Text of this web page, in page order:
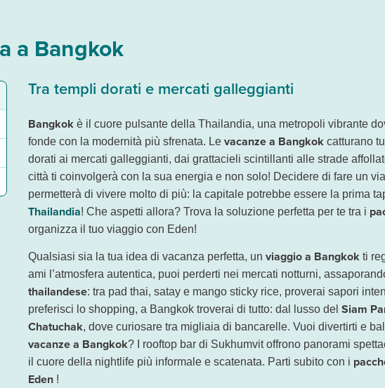
a Bangkok
Tra templi dorati e mercati galleggianti
Bangkok è il cuore pulsante della Thailandia, una metropoli vibrante
fonde con la modernità più sfrenata. Le vacanze a Bangkok catturano
dorati ai mercati galleggianti, dai grattacieli scintillanti alle strade
città ti coinvolgerà con la sua energia e non solo! Decidere di fare un
permetterà di vivere molto di più: la capitale potrebbe essere la prima
Thailandia! Che aspetti allora? Trova la soluzione perfetta per te tra i
organizza il tuo viaggio con Eden!
Qualsiasi sia la tua idea di vacanza perfetta, un viaggio a Bangkok ti
ami l’atmosfera autentica, puoi perderti nei mercati notturni,
thailandese: tra pad thai, satay e mango sticky rice, proverai sapori
preferisci lo shopping, a Bangkok troverai di tutto: dal lusso del Siam
Chatuchak, dove curiosare tra migliaia di bancarelle. Vuoi divertirti e
vacanze a Bangkok? I rooftop bar di Sukhumvit offrono panorami
il cuore della nightlife più informale e scatenata. Parti subito con i
Eden !
La città offre quartieri adatti a ogni tipo di viaggiatore: che tu voglia essere vicino ai
daThai Airways da Milano Malpensa con frequenza giornaliera e daIta Airways
prenotando in anticipo le tueescursioni in Thailandia ! Grazie alle proposte di